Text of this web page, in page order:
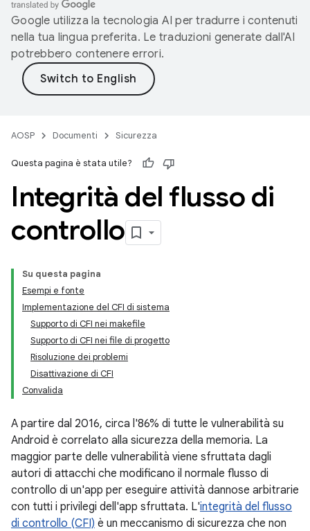
Google utilizza la tecnologia AI per tradurre i contenuti
nella tua lingua preferita. Le traduzioni generate dall'AI
potrebbero contenere errori.
AOSP Documenti Sicurezza
Questa pagina è stata utile?
Integrità del flusso di
controllo
Su questa pagina
Esempi e fonte
Implementazione del CFI di sistema
Supporto di CFI nei makefile
Supporto di CFI nei file di progetto
Risoluzione dei problemi
Disattivazione di CFI
Convalida
A partire dal 2016, circa l'86% di tutte le vulnerabilità su
Android è correlato alla sicurezza della memoria. La
maggior parte delle vulnerabilità viene sfruttata dagli
autori di attacchi che modificano il normale flusso di
controllo di un'app per eseguire attività dannose arbitrarie
con tutti i privilegi dell'app sfruttata. L'integrità del flusso
di controllo (CFI) è un meccanismo di sicurezza che non